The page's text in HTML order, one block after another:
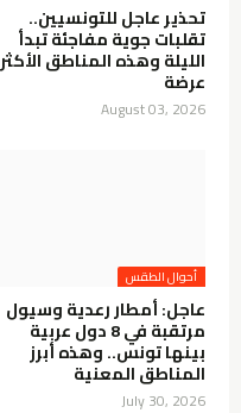
تحذير عاجل للتونسيين..
تقلبات جوية مفاجئة تبدأ
الليلة وهذه المناطق الأكثر
عرضة
August 03, 2026
أحوال الطقس
عاجل: أمطار رعدية وسيول
مرتقبة في 8 دول عربية
بينها تونس.. وهذه أبرز
المناطق المعنية
July 30, 2026